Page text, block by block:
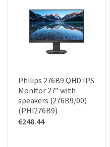
Philips 276B9 QHD IPS
Monitor 27″ with
speakers (276B9/00)
(PHI276B9)
€248.44